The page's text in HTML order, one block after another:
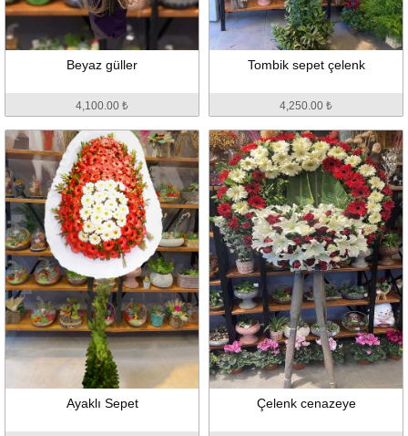
Beyaz güller
4,100.00 ₺
Tombik sepet çelenk
4,250.00 ₺
Ayaklı Sepet Çelenk cenazeye